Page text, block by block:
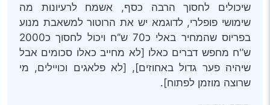
שיכולים לחסוך הרבה כסף, אשמח לרעיונות מה
שימושי פופלרי, לדוגמא יש את הרוטור למשאבת מנוע
בפריוס שהמחיר באלי כ70 ש’‘ח ויכול לחסוך כ2000
ש’'ח מחפש דברים כאלו [לא מחייב כאלו סכומים אבל
שיהיה פער גדול באחוזים], [לא פלאגים וכויילים, מי
שרוצה מוזמן לפתוח].